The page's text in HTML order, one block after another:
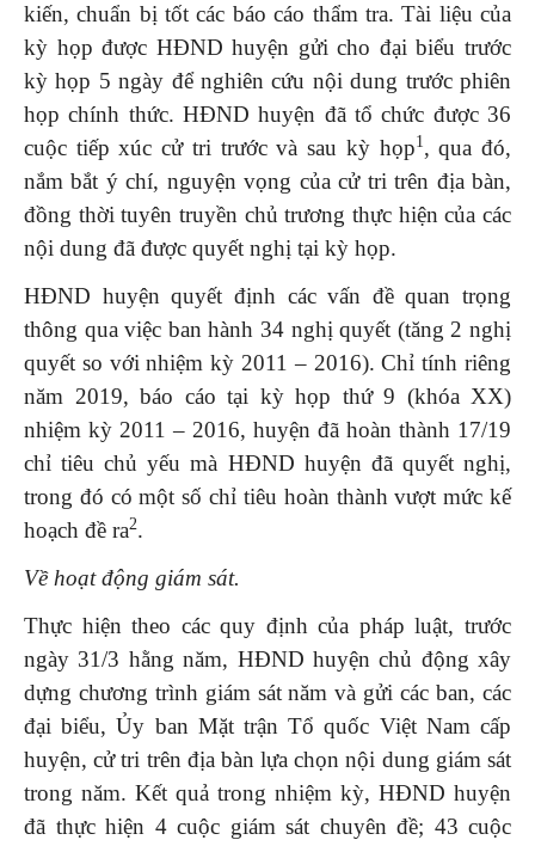
kiến, chuẩn bị tốt các báo cáo thẩm tra. Tài liệu của
kỳ họp được HĐND huyện gửi cho đại biểu trước
kỳ họp 5 ngày để nghiên cứu nội dung trước phiên
họp chính thức. HĐND huyện đã tổ chức được 36
cuộc tiếp xúc cử tri trước và sau kỳ họp1, qua đó,
nắm bắt ý chí, nguyện vọng của cử tri trên địa bàn,
đồng thời tuyên truyền chủ trương thực hiện của các
nội dung đã được quyết nghị tại kỳ họp.
HĐND huyện quyết định các vấn đề quan trọng
thông qua việc ban hành 34 nghị quyết (tăng 2 nghị
quyết so với nhiệm kỳ 2011 – 2016). Chỉ tính riêng
năm 2019, báo cáo tại kỳ họp thứ 9 (khóa XX)
nhiệm kỳ 2011 – 2016, huyện đã hoàn thành 17/19
chỉ tiêu chủ yếu mà HĐND huyện đã quyết nghị,
trong đó có một số chỉ tiêu hoàn thành vượt mức kế
hoạch đề ra2.
Về hoạt động giám sát.
Thực hiện theo các quy định của pháp luật, trước
ngày 31/3 hằng năm, HĐND huyện chủ động xây
dựng chương trình giám sát năm và gửi các ban, các
đại biểu, Ủy ban Mặt trận Tổ quốc Việt Nam cấp
huyện, cử tri trên địa bàn lựa chọn nội dung giám sát
trong năm. Kết quả trong nhiệm kỳ, HĐND huyện
đã thực hiện 4 cuộc giám sát chuyên đề; 43 cuộc